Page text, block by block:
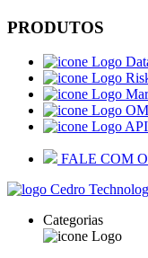
PRODUTOS
FALE COM
Categorias